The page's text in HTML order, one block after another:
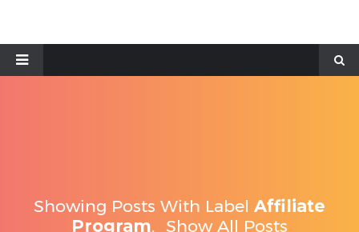
Showing Posts With Label Affiliate
Program. Show All Posts